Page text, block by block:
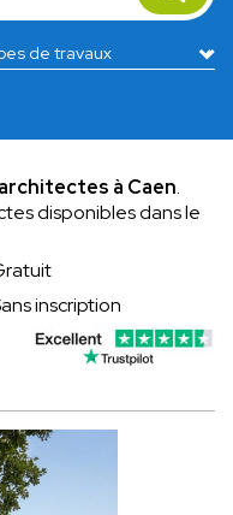
à Caen.
disponibles dans le
inscription